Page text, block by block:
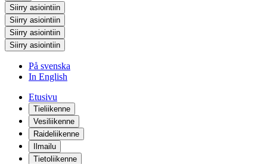
Siirry asiointiin
Siirry asiointiin
Siirry asiointiin
Siirry asiointiin
På svenska
In English
Etusivu
Tieliikenne
Vesiliikenne
Raideliikenne
Ilmailu
Tietoliikenne